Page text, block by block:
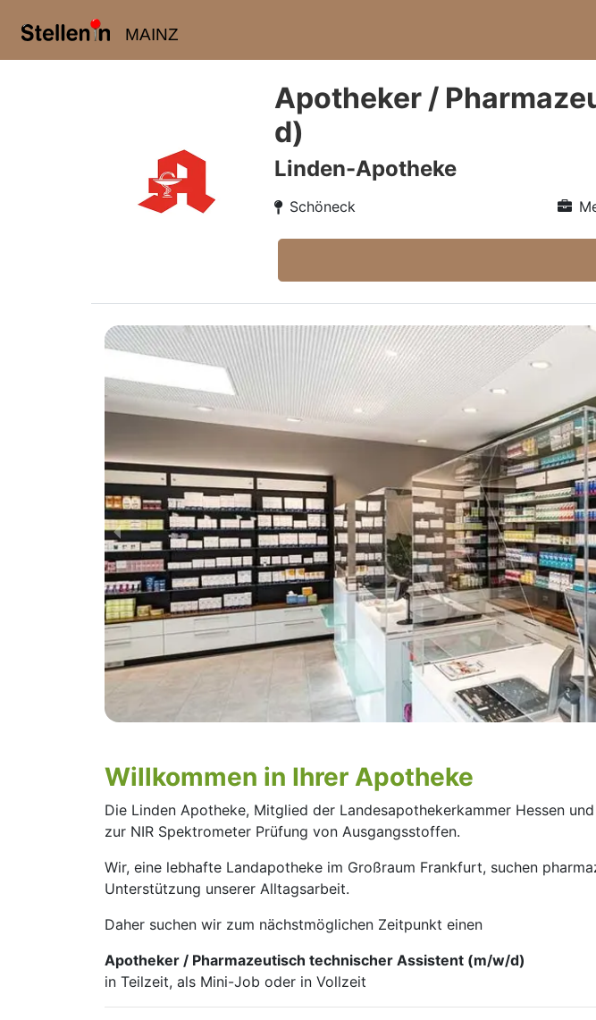
MAINZ
Apotheker /
d)
Linden-Apotheke
Schöneck
Willkommen in Ihrer Apotheke
Die Linden Apotheke, Mitglied der Landesapothekerkammer Hessen
zur NIR Spektrometer Prüfung von Ausgangsstoffen.
Wir, eine lebhafte Landapotheke im Großraum Frankfurt, suchen
Unterstützung unserer Alltagsarbeit.
Daher suchen wir zum nächstmöglichen Zeitpunkt einen
Apotheker / Pharmazeutisch technischer Assistent (m/w/d)
in Teilzeit, als Mini-Job oder in Vollzeit